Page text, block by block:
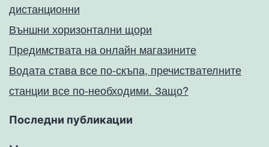
дистанционни
Външни хоризонтални щори
Предимствата на онлайн магазините
Водата става все по-скъпа, пречиствателните
станции все по-необходими. Защо?
Последни публикации